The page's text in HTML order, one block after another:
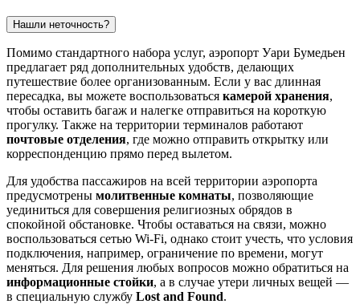
Нашли неточность?
Помимо стандартного набора услуг, аэропорт Уари Бумедьен
предлагает ряд дополнительных удобств, делающих
путешествие более организованным. Если у вас длинная
пересадка, вы можете воспользоваться камерой хранения,
чтобы оставить багаж и налегке отправиться на короткую
прогулку. Также на территории терминалов работают
почтовые отделения, где можно отправить открытку или
корреспонденцию прямо перед вылетом.
Для удобства пассажиров на всей территории аэропорта
предусмотрены молитвенные комнаты, позволяющие
уединиться для совершения религиозных обрядов в
спокойной обстановке. Чтобы оставаться на связи, можно
воспользоваться сетью Wi-Fi, однако стоит учесть, что условия
подключения, например, ограничение по времени, могут
меняться. Для решения любых вопросов можно обратиться на
информационные стойки, а в случае утери личных вещей —
в специальную службу Lost and Found.